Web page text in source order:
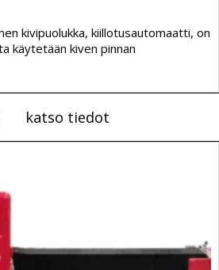
kivipuolukka, kiillotusautomaatti, on
käytetään kiven pinnan
katso tiedot